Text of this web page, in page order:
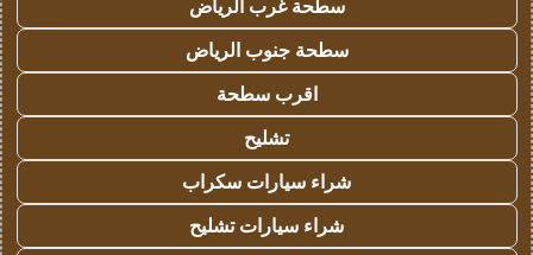
سطحة غرب الرياض
سطحة جنوب الرياض
اقرب سطحة
تشليح
شراء سيارات سكراب
شراء سيارات تشليح